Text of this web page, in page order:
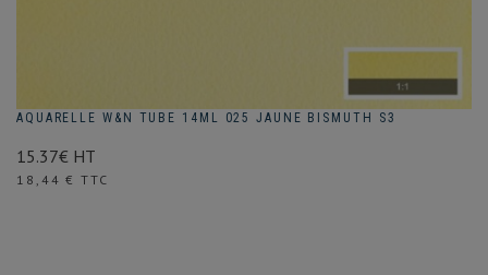
AQUARELLE W&N TUBE 14ML 025 JAUNE BISMUTH S3
15.37€ HT
Prix
18,44 € TTC